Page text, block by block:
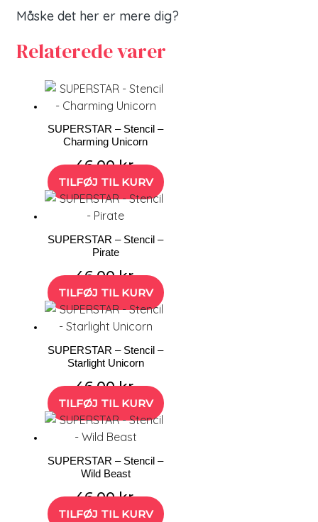
Måske det her er mere dig?
Relaterede varer
SUPERSTAR – Stencil –
Charming Unicorn
46,00kr.
TILFØJ TIL KURV
SUPERSTAR – Stencil –
Pirate
46,00kr.
TILFØJ TIL KURV
SUPERSTAR – Stencil –
Starlight Unicorn
46,00kr.
TILFØJ TIL KURV
SUPERSTAR – Stencil –
Wild Beast
46,00kr.
TILFØJ TIL KURV